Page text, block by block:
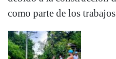
como parte de los